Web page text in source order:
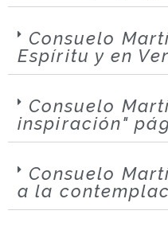
Consuelo
Espíritu y en
Consuelo
inspiración"
Consuelo
a la